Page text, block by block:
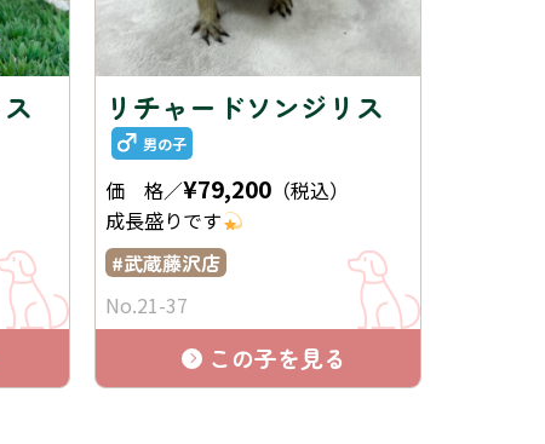
リチャードソンジリス
男の子
価 格／¥79,200 （税込）
成長盛りです
武蔵藤沢店
No.21-37
この子を見る